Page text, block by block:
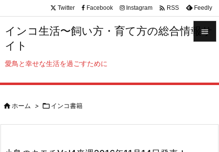
インコ生活〜飼い方・育て方の総合情報サ
イト
愛鳥と幸せな生活を過ごすために

サイド

Twitter Facebook Instagram  RSS Feedly
ホーム > インコ書籍